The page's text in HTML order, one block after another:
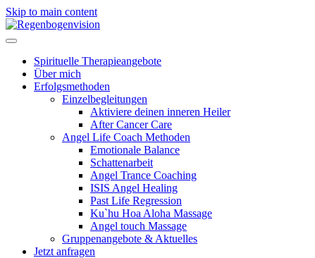
Skip to main content
Spirituelle Therapieangebote
Über mich
Erfolgsmethoden
Einzelbegleitungen
Aktiviere deinen inneren Heiler
After Cancer Care
Angel Life Coach Methoden
Emotionale Balance
Schattenarbeit
Angel Trance Coaching
ISIS Angel Healing
Past Life Regression
Ku`hu Hoa Aloha Massage
Angel touch Massage
Gruppenangebote & Aktuelles
Jetzt anfragen